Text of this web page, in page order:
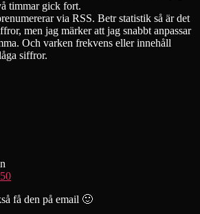
timmar gick fort.
via RSS. Betr statistik så är det
men jag märker att jag snabbt anpassar
Och varken frekvens eller innehåll
siffror.
få den på email 🙂